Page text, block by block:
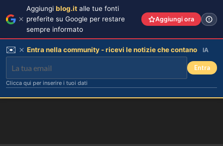
Aggiungi blog.it alle tue fonti
preferite su Google per restare
sempre informato
Aggiungi ora
✉️ Entra nella community - ricevi le notizie che contano IA
Entra
Clicca qui per inserire i tuoi dati